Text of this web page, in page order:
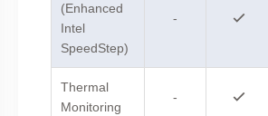
(Enhanced
Intel
SpeedStep)
-
Thermal
Monitoring
-